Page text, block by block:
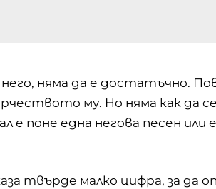
него, няма да е достатъчно.
му. Но няма как да
е поне една негова песен или
твърде малко цифра, за да